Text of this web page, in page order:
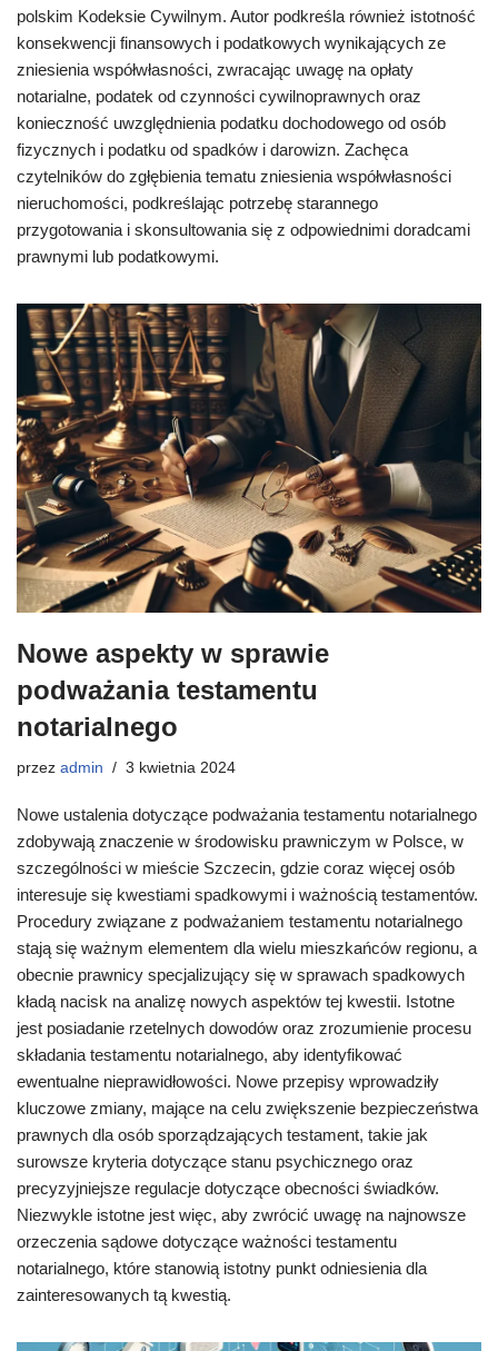
polskim Kodeksie Cywilnym. Autor podkreśla również istotność
konsekwencji finansowych i podatkowych wynikających ze
zniesienia współwłasności, zwracając uwagę na opłaty
notarialne, podatek od czynności cywilnoprawnych oraz
konieczność uwzględnienia podatku dochodowego od osób
fizycznych i podatku od spadków i darowizn. Zachęca
czytelników do zgłębienia tematu zniesienia współwłasności
nieruchomości, podkreślając potrzebę starannego
przygotowania i skonsultowania się z odpowiednimi doradcami
prawnymi lub podatkowymi.
Nowe aspekty w sprawie
podważania testamentu
notarialnego
przez admin 3 kwietnia 2024
Nowe ustalenia dotyczące podważania testamentu notarialnego
zdobywają znaczenie w środowisku prawniczym w Polsce, w
szczególności w mieście Szczecin, gdzie coraz więcej osób
interesuje się kwestiami spadkowymi i ważnością testamentów.
Procedury związane z podważaniem testamentu notarialnego
stają się ważnym elementem dla wielu mieszkańców regionu, a
obecnie prawnicy specjalizujący się w sprawach spadkowych
kładą nacisk na analizę nowych aspektów tej kwestii. Istotne
jest posiadanie rzetelnych dowodów oraz zrozumienie procesu
składania testamentu notarialnego, aby identyfikować
ewentualne nieprawidłowości. Nowe przepisy wprowadziły
kluczowe zmiany, mające na celu zwiększenie bezpieczeństwa
prawnych dla osób sporządzających testament, takie jak
surowsze kryteria dotyczące stanu psychicznego oraz
precyzyjniejsze regulacje dotyczące obecności świadków.
Niezwykle istotne jest więc, aby zwrócić uwagę na najnowsze
orzeczenia sądowe dotyczące ważności testamentu
notarialnego, które stanowią istotny punkt odniesienia dla
zainteresowanych tą kwestią.